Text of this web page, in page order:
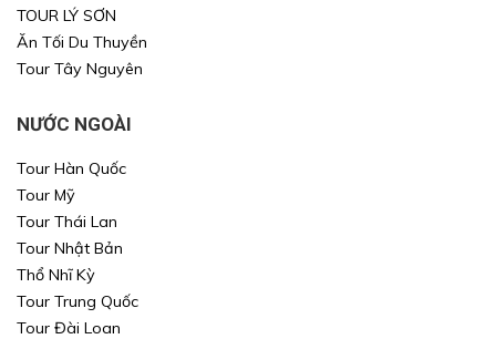
TOUR LÝ SƠN
Ăn Tối Du Thuyền
Tour Tây Nguyên
NƯỚC NGOÀI
Tour Hàn Quốc
Tour Mỹ
Tour Thái Lan
Tour Nhật Bản
Thổ Nhĩ Kỳ
Tour Trung Quốc
Tour Đài Loan